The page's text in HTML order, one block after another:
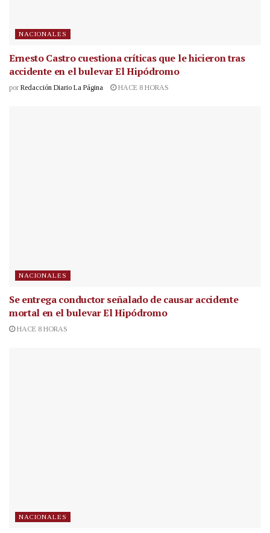
NACIONALES
Ernesto Castro cuestiona críticas que le hicieron tras
accidente en el bulevar El Hipódromo
por Redacción Diario La Página HACE 8 HORAS
NACIONALES
Se entrega conductor señalado de causar accidente
mortal en el bulevar El Hipódromo
HACE 8 HORAS
NACIONALES